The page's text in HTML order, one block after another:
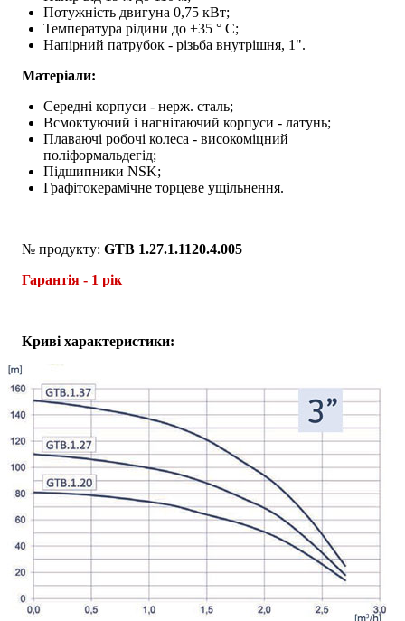
Потужність двигуна 0,75 кВт;
Температура рідини до +35 ° C;
Напірний патрубок - різьба внутрішня, 1".
Матеріали:
Середні корпуси - нерж. сталь;
Всмоктуючий і нагнітаючий корпуси - латунь;
Плаваючі робочі колеса - високоміцний
поліформальдегід;
Підшипники NSK;
Графітокерамічне торцеве ущільнення.
№ продукту: GTB 1.27.1.1120.4.005
Гарантія - 1 рік
Криві характеристики: